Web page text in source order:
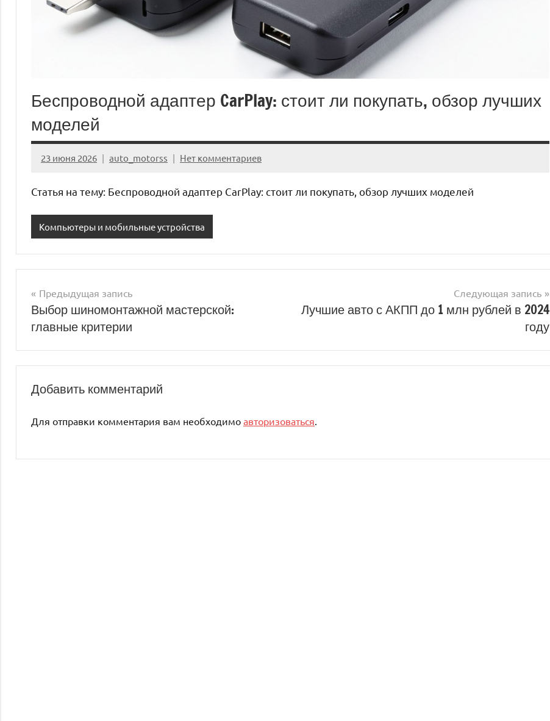
Беспроводной адаптер CarPlay: стоит ли покупать, обзор лучших
моделей
23 июня 2026 auto_motorss Нет комментариев
Статья на тему: Беспроводной адаптер CarPlay: стоит ли покупать, обзор лучших моделей
Компьютеры и мобильные устройства
Навигация
по
записям
Предыдущая запись
Выбор шиномонтажной мастерской:
главные критерии
Следующая запись
Лучшие авто с АКПП до 1 млн рублей в 2024
году
Добавить комментарий
Для отправки комментария вам необходимо авторизоваться